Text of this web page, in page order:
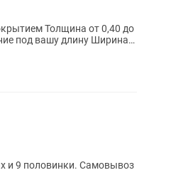
Толщина от 0,40 до
под вашу длину Ширина
и 9 половинки. Самовывоз